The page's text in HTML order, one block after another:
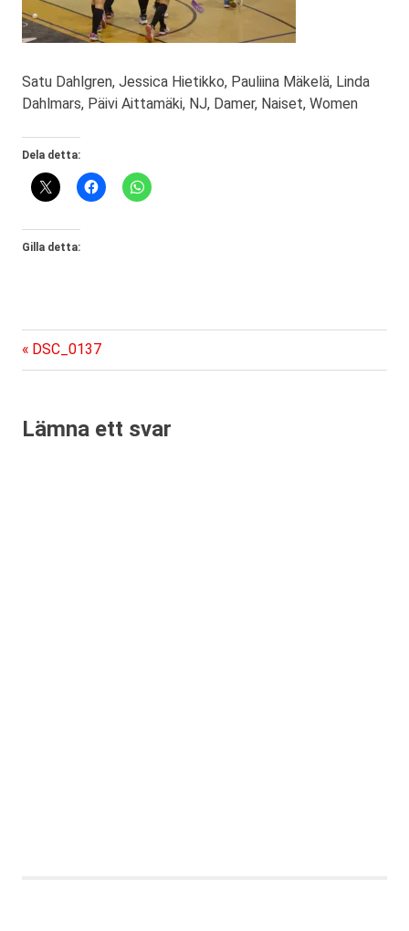
Satu Dahlgren, Jessica Hietikko, Pauliina Mäkelä, Linda
Dahlmars, Päivi Aittamäki, NJ, Damer, Naiset, Women
Dela detta:
Gilla detta:
Inläggsnavigering
Föregående
inlägg:
DSC_0137
Lämna ett svar